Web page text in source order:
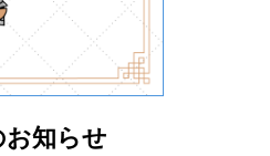
お知らせ